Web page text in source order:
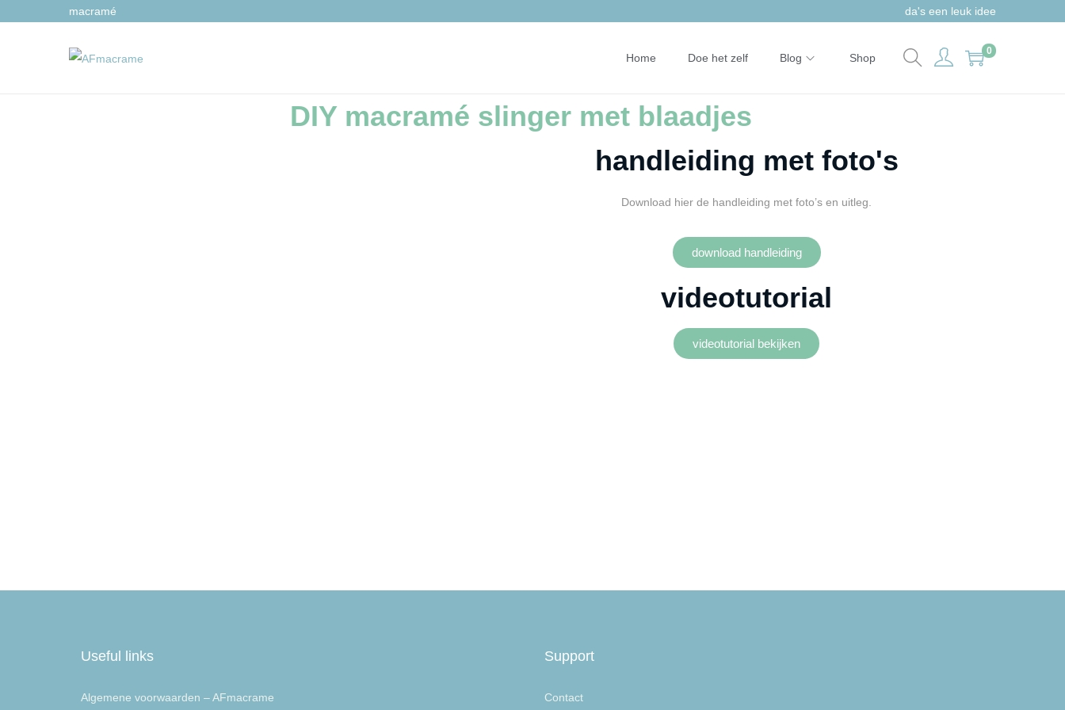
macramé da's een leuk idee
Home Doe het zelf Blog Shop
0
DIY macramé slinger met blaadjes
handleiding met foto's
Download hier de handleiding met foto’s en uitleg.
download handleiding
videotutorial
videotutorial bekijken
Useful links
Algemene voorwaarden – AFmacrame
Support
Contact